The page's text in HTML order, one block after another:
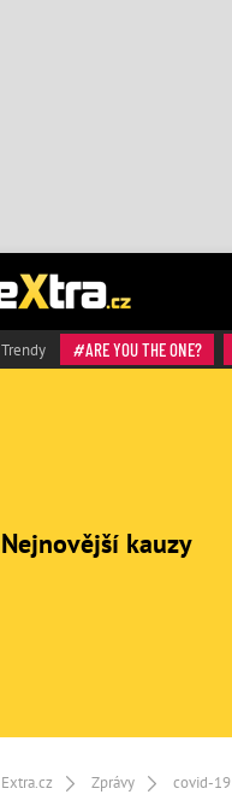
Trendy ARE YOU THE ONE?
Extra.cz Zprávy covid-19
Nejnovější kauzy